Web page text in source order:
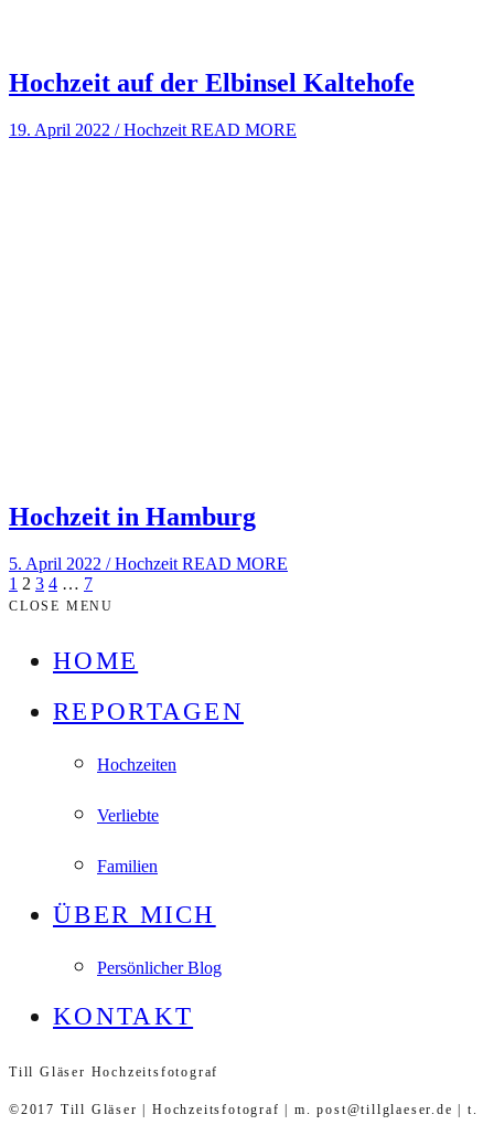
Hochzeit auf der Elbinsel Kaltehofe
19. April 2022 /Hochzeit READ MORE
Hochzeit in Hamburg
5. April 2022 /Hochzeit READ MORE
1 2 3 4 … 7
CLOSE MENU
HOME
REPORTAGEN
Hochzeiten
Verliebte
Familien
ÜBER MICH
Persönlicher Blog
KONTAKT
Till Gläser Hochzeitsfotograf
©2017 Till Gläser | Hochzeitsfotograf | m. post@tillglaeser.de | t.